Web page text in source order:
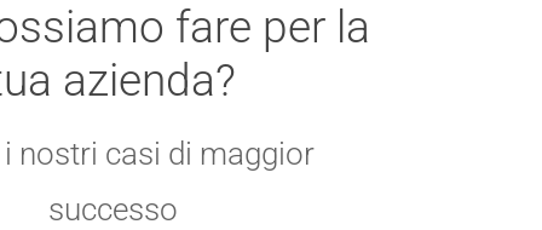
fare per la
azienda?
nostri casi di maggior
successo